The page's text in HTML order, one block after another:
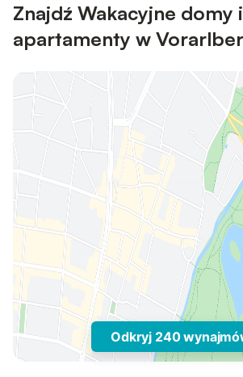
Znajdź Wakacyjne domy i
apartamenty w
Odkryj 240